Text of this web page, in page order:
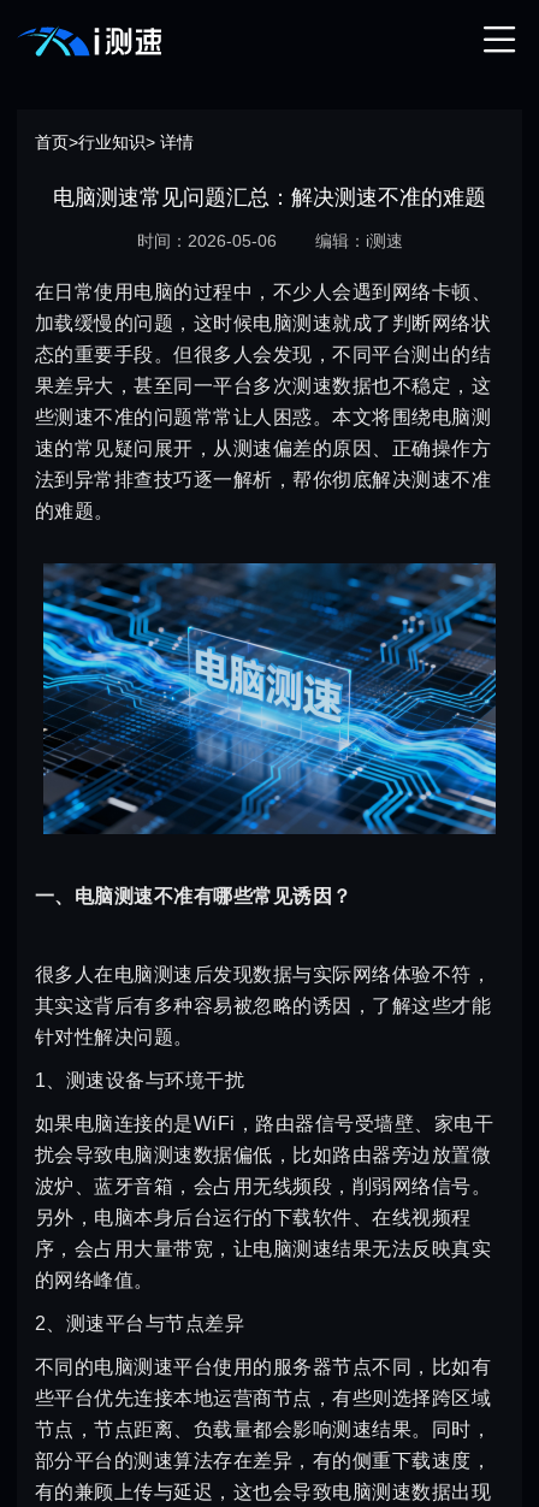
首页>行业知识> 详情
电脑测速常见问题汇总：解决测速不准的难题
时间：2026-05-06 编辑：i测速
在日常使用电脑的过程中，不少人会遇到网络卡顿、
加载缓慢的问题，这时候电脑测速就成了判断网络状
态的重要手段。但很多人会发现，不同平台测出的结
果差异大，甚至同一平台多次测速数据也不稳定，这
些测速不准的问题常常让人困惑。本文将围绕电脑测
速的常见疑问展开，从测速偏差的原因、正确操作方
法到异常排查技巧逐一解析，帮你彻底解决测速不准
的难题。
一、电脑测速不准有哪些常见诱因？
很多人在电脑测速后发现数据与实际网络体验不符，
其实这背后有多种容易被忽略的诱因，了解这些才能
针对性解决问题。
1、测速设备与环境干扰
如果电脑连接的是WiFi，路由器信号受墙壁、家电干
扰会导致电脑测速数据偏低，比如路由器旁边放置微
波炉、蓝牙音箱，会占用无线频段，削弱网络信号。
另外，电脑本身后台运行的下载软件、在线视频程
序，会占用大量带宽，让电脑测速结果无法反映真实
的网络峰值。
2、测速平台与节点差异
不同的电脑测速平台使用的服务器节点不同，比如有
些平台优先连接本地运营商节点，有些则选择跨区域
节点，节点距离、负载量都会影响测速结果。同时，
部分平台的测速算法存在差异，有的侧重下载速度，
有的兼顾上传与延迟，这也会导致电脑测速数据出现